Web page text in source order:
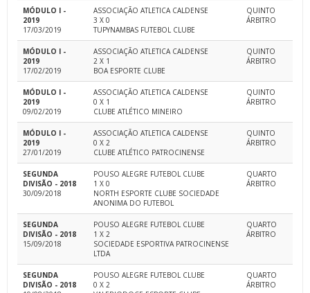
MÓDULO I -
2019
17/03/2019
ASSOCIAÇÃO ATLETICA CALDENSE
3 X 0
TUPYNAMBAS FUTEBOL CLUBE
QUINTO
ÁRBITRO
MÓDULO I -
2019
17/02/2019
ASSOCIAÇÃO ATLETICA CALDENSE
2 X 1
BOA ESPORTE CLUBE
QUINTO
ÁRBITRO
MÓDULO I -
2019
09/02/2019
ASSOCIAÇÃO ATLETICA CALDENSE
0 X 1
CLUBE ATLÉTICO MINEIRO
QUINTO
ÁRBITRO
MÓDULO I -
2019
27/01/2019
ASSOCIAÇÃO ATLETICA CALDENSE
0 X 2
CLUBE ATLÉTICO PATROCINENSE
QUINTO
ÁRBITRO
SEGUNDA
DIVISÃO - 2018
30/09/2018
POUSO ALEGRE FUTEBOL CLUBE
1 X 0
NORTH ESPORTE CLUBE SOCIEDADE
ANONIMA DO FUTEBOL
QUARTO
ÁRBITRO
SEGUNDA
DIVISÃO - 2018
15/09/2018
POUSO ALEGRE FUTEBOL CLUBE
1 X 2
SOCIEDADE ESPORTIVA PATROCINENSE
LTDA
QUARTO
ÁRBITRO
SEGUNDA
DIVISÃO - 2018
POUSO ALEGRE FUTEBOL CLUBE
0 X 2
QUARTO
ÁRBITRO